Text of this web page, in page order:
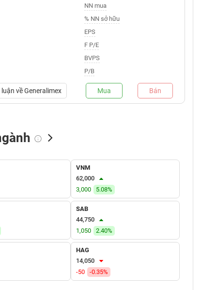
NN mua
% NN sở hữu
EPS
F P/E
BVPS
P/B
vềGeneralimex Mua Bán
Tự doanh mua
VNM
62,000
3,000
5.08%
SAB
44,750
1,050
2.40%
HAG
14,050
-50
-0.35%